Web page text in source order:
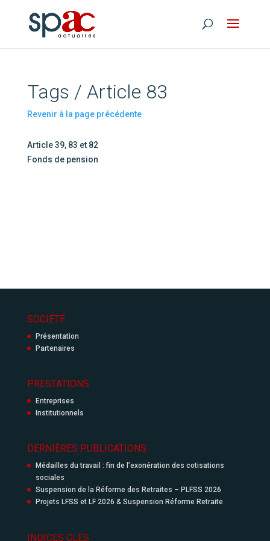
Tags / Article 83
Revenir à la page précédente
Article 39, 83 et 82
Fonds de pension
SOCIÉTÉ
Présentation
Partenaires
PRESTATIONS
Entreprises
Institutionnels
DERNIÈRES PUBLICATIONS
Médailles du travail : fin de l’exonération des cotisations
sociales
Suspension de la Réforme des Retraites – PLFSS 2026
Projets LFSS et LF 2026 & Suspension Réforme Retraite
INDICES CLÉS